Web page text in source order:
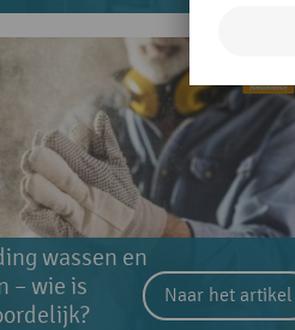
wassen en
– wie is
Naar het artikel